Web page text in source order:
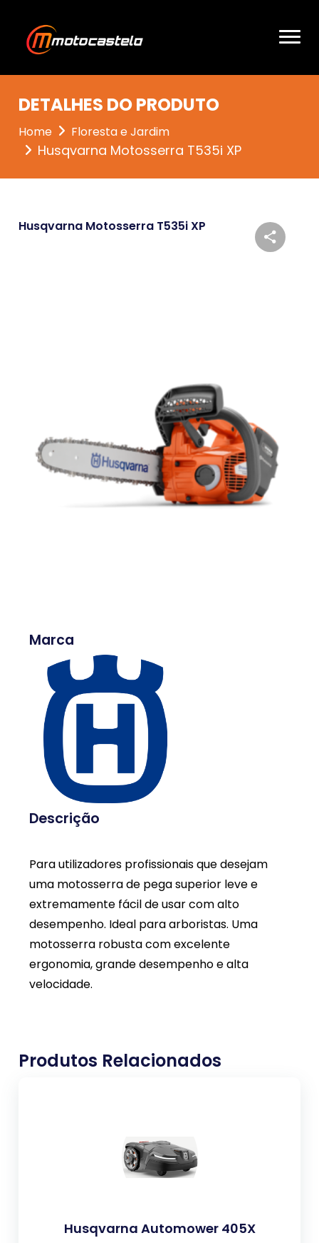
DETALHES DO PRODUTO
Home Floresta e Jardim
Husqvarna Motosserra T535i XP
Husqvarna Motosserra T535i XP
Marca
Descrição
Para utilizadores profissionais que desejam
uma motosserra de pega superior leve e
extremamente fácil de usar com alto
desempenho. Ideal para arboristas. Uma
motosserra robusta com excelente
ergonomia, grande desempenho e alta
velocidade.
Produtos Relacionados
Husqvarna Automower 405X